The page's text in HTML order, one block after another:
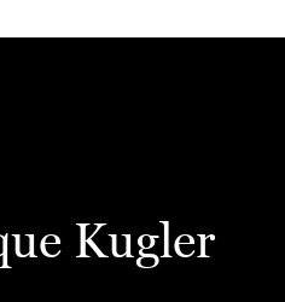
Kugler